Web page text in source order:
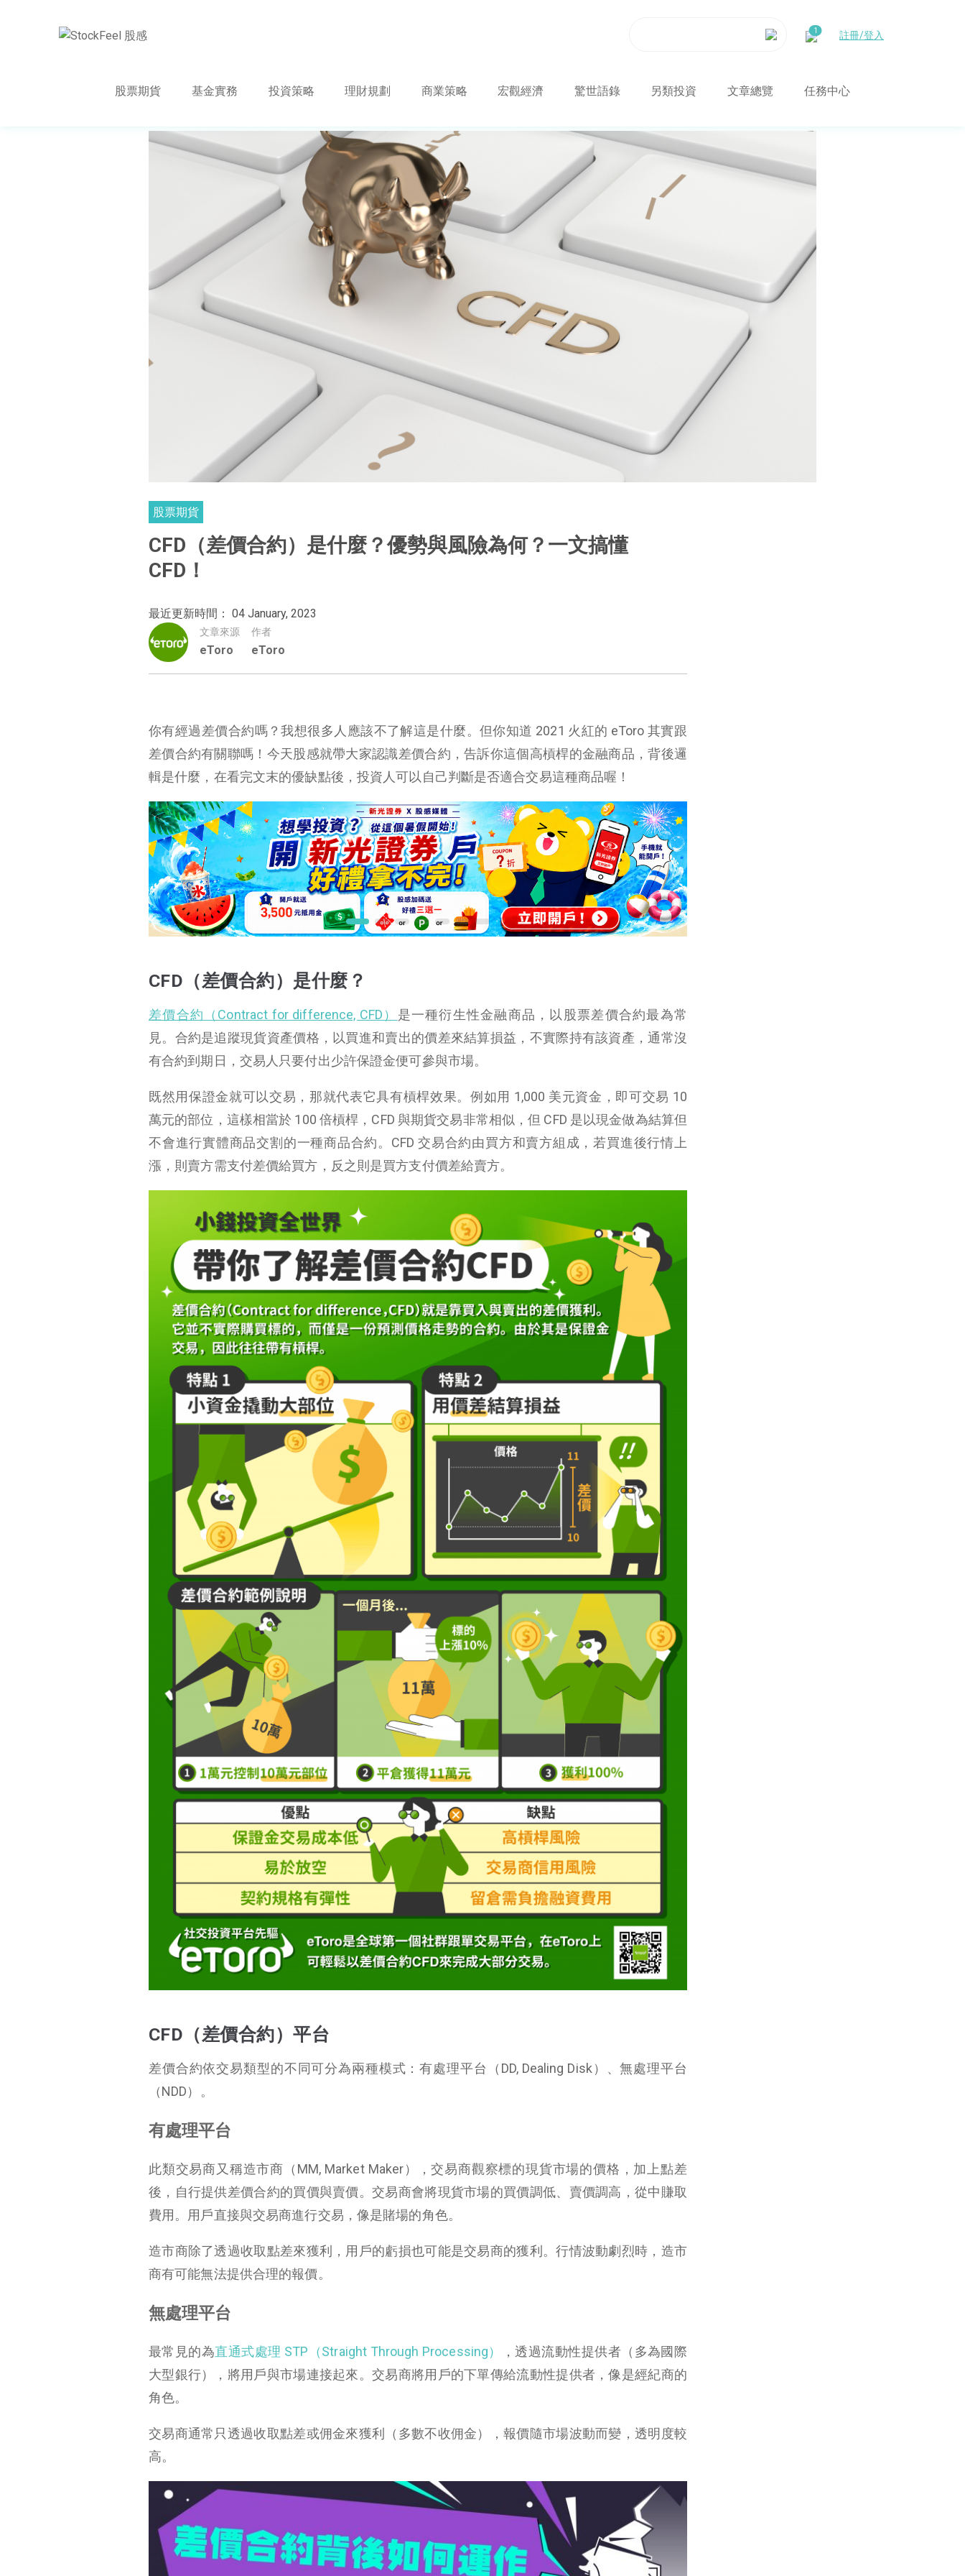
註冊/登入
股票期貨 基金實務 投資策略 理財規劃 商業策略 宏觀經濟 驚世語錄 另類投資 文章總覽 任務中心
股票期貨
CFD（差價合約）是什麼？優勢與風險為何？一文搞懂
CFD！
最近更新時間： 04 January, 2023
文章來源
eToro
作者
eToro
你有經過差價合約嗎？我想很多人應該不了解這是什麼。但你知道 2021 火紅的 eToro 其實跟
差價合約有關聯嗎！今天股感就帶大家認識差價合約，告訴你這個高槓桿的金融商品，背後邏
輯是什麼，在看完文末的優缺點後，投資人可以自己判斷是否適合交易這種商品喔！
CFD（差價合約）是什麼？
差價合約（Contract for difference, CFD） 是一種衍生性金融商品，以股票差價合約最為常
見。合約是追蹤現貨資產價格，以買進和賣出的價差來結算損益，不實際持有該資產，通常沒
有合約到期日，交易人只要付出少許保證金便可參與市場。
既然用保證金就可以交易，那就代表它具有槓桿效果。例如用 1,000 美元資金，即可交易 10
萬元的部位，這樣相當於 100 倍槓桿，CFD 與期貨交易非常相似，但 CFD 是以現金做為結算但
不會進行實體商品交割的一種商品合約。CFD 交易合約由買方和賣方組成，若買進後行情上
漲，則賣方需支付差價給買方，反之則是買方支付價差給賣方。
CFD（差價合約）平台
差價合約依交易類型的不同可分為兩種模式：有處理平台（DD, Dealing Disk）、無處理平台
（NDD）。
有處理平台
此類交易商又稱造市商（MM, Market Maker），交易商觀察標的現貨市場的價格，加上點差
後，自行提供差價合約的買價與賣價。交易商會將現貨市場的買價調低、賣價調高，從中賺取
費用。用戶直接與交易商進行交易，像是賭場的角色。
造市商除了透過收取點差來獲利，用戶的虧損也可能是交易商的獲利。行情波動劇烈時，造市
商有可能無法提供合理的報價。
無處理平台
最常見的為直通式處理 STP（Straight Through Processing）
，透過流動性提供者（多為國際
大型銀行），將用戶與市場連接起來。交易商將用戶的下單傳給流動性提供者，像是經紀商的
角色。
交易商通常只透過收取點差或佣金來獲利（多數不收佣金），報價隨市場波動而變，透明度較
高。